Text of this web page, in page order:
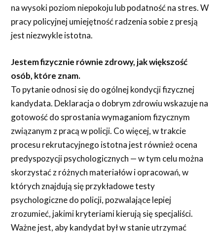
na wysoki poziom niepokoju lub podatność na stres. W
pracy policyjnej umiejętność radzenia sobie z presją
jest niezwykle istotna.
Jestem fizycznie równie zdrowy, jak większość
osób, które znam.
To pytanie odnosi się do ogólnej kondycji fizycznej
kandydata. Deklaracja o dobrym zdrowiu wskazuje na
gotowość do sprostania wymaganiom fizycznym
związanym z pracą w policji. Co więcej, w trakcie
procesu rekrutacyjnego istotna jest również ocena
predyspozycji psychologicznych — w tym celu można
skorzystać z różnych materiałów i opracowań, w
których znajdują się przykładowe testy
psychologiczne do policji, pozwalające lepiej
zrozumieć, jakimi kryteriami kierują się specjaliści.
Ważne jest, aby kandydat był w stanie utrzymać